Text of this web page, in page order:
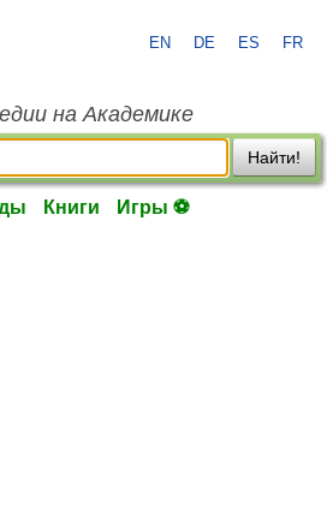
EN DE ES FR
на Академике
Найти!
Книги Игры ⚽